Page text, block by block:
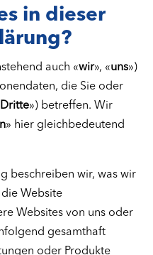
in dieser
auch «wir», «uns»)
die Sie oder
Dritte») betreffen. Wir
» hier gleichbedeutend
beschreiben wir, was wir
Website
Websites von uns oder
gesamthaft
oder Produkte